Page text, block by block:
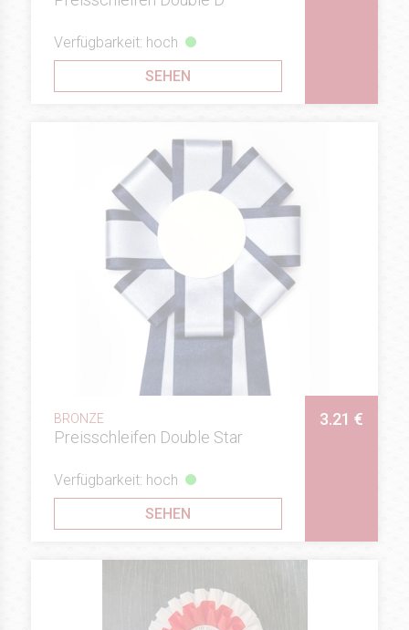
Verfügbarkeit: hoch
SEHEN
BRONZE
Preisschleifen Double Star
3.21 €
Verfügbarkeit: hoch
SEHEN